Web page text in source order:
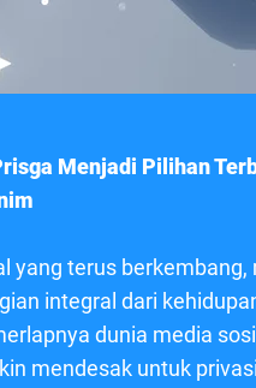
Menjadi Pilihan
yang terus
integral dari
dunia media
mendesak untuk